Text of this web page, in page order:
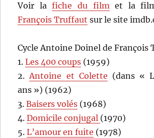
Voir lafiche du filmet la
François Truffaut sur le site
Cycle Antoine Doinel de François
1.Les 400 coups (1959)
2.Antoine et Colette (dans «
ans ») (1962)
3.Baisers volés (1968)
4.Domicile conjugal (1970)
5.L’amour en fuite (1978)